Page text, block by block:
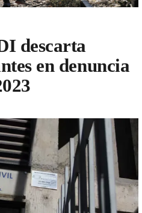
descarta
en denuncia